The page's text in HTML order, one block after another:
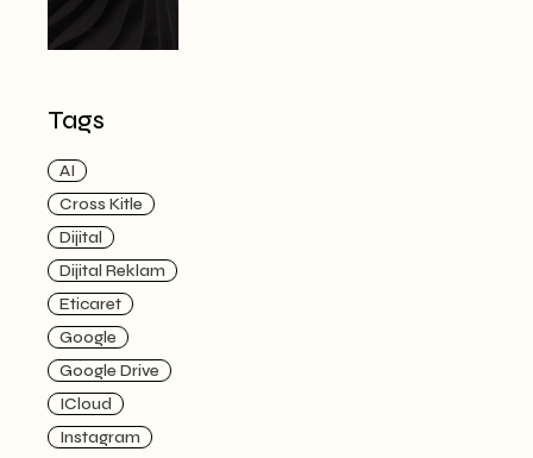
Tags
AI
Cross Kitle
Dijital
Dijital Reklam
Eticaret
Google
Google Drive
ICloud
Instagram